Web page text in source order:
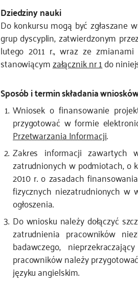
Dziedziny nauki
Do konkursu mogą być zgłaszane
grup dyscyplin, zatwierdzonym
lutego 2011 r., wraz ze zmianami
stanowiącymzałącznik nr 1do
Sposób i termin składania
Wniosek o finansowanie
przygotować w formie
Przetwarzania Informacji.
Zakres informacji zawartych
zatrudnionych w podmiotach, o
2010 r. o zasadach
fizycznych niezatrudnionych
ogłoszenia.
Do wniosku należy dołączyć
zatrudnienia pracowników
badawczego,
pracowników należy
języku angielskim.